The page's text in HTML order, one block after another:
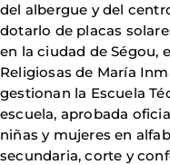
del albergue y del
dotarlo de placas
en la ciudad de Ségou,
Religiosas de María
gestionan la Escuela
escuela, aprobada
niñas y mujeres en
secundaria, corte y